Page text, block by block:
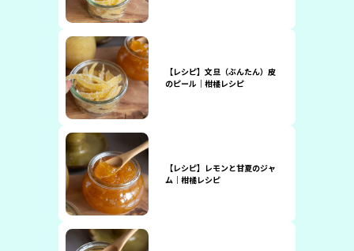
【レシピ】文旦（ぶんたん）皮
のピール｜柑橘レシピ
【レシピ】レモンと甘夏のジャ
ム｜柑橘レシピ